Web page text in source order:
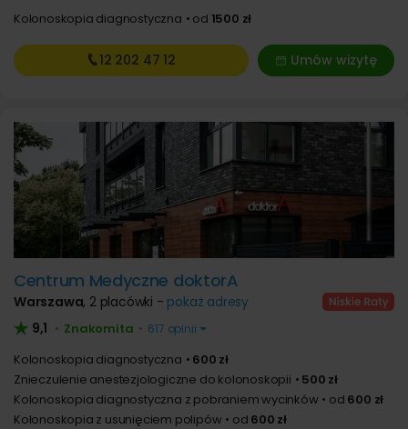
Kolonoskopia diagnostyczna od 1500 zł
Umów wizytę
12 202 47 12
Centrum Medyczne doktorA
Warszawa, 2 placówki - pokaż adresy
9,1 • Znakomita • 617 opinii
Kolonoskopia diagnostyczna
600 zł
Znieczulenie anestezjologiczne do kolonoskopii
500 zł
Kolonoskopia diagnostyczna z pobraniem wycinków
od 600 zł
Kolonoskopia z usunięciem polipów
od 600 zł